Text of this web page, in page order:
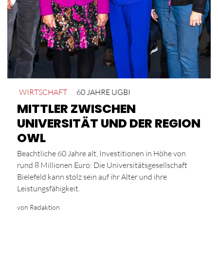
WIRTSCHAFT 60 JAHRE UGBI
MITTLER ZWISCHEN
UNIVERSITÄT UND DER REGION
OWL
Beachtliche 60 Jahre alt, Investitionen in Höhe von
rund 8 Millionen Euro: Die Universitätsgesellschaft
Bielefeld kann stolz sein auf ihr Alter und ihre
Leistungsfähigkeit.
von Redaktion